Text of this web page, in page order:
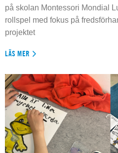
på skolan Montessori Mondial
rollspel med fokus på
projektet
LÄS MER